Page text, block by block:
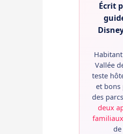
Écrit
Vallée
teste
et bons
des
deux
familiaux
de